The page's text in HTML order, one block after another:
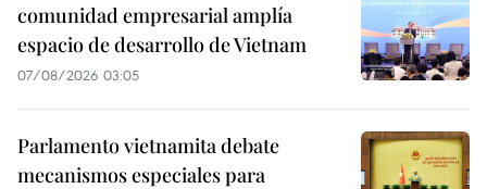
comunidad empresarial amplía
espacio de desarrollo de Vietnam
07/08/2026 03:05
Parlamento vietnamita debate
mecanismos especiales para